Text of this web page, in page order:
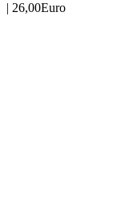
| 26,00Euro